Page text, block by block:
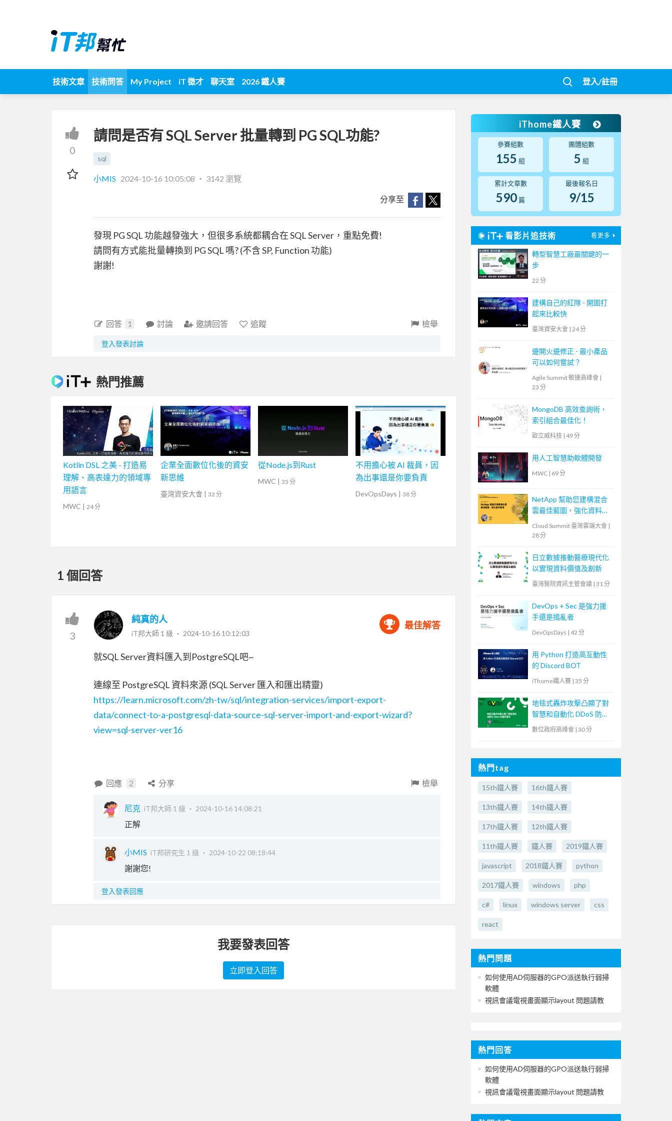
技術文章 技術問答 My Project iT 徵才 聊天室 2026 鐵人賽 登入/註冊
0
請問是否有 SQL Server 批量轉到 PG SQL功能?
sql
小MIS 2024-10-16 10:05:08 ‧ 3142 瀏覽
分享至
發現 PG SQL 功能越發強大，但很多系統都耦合在 SQL Server，重點免費!
請問有方式能批量轉換到 PG SQL 嗎? (不含 SP, Function 功能)
謝謝!
回答 1 討論 邀請回答 追蹤 檢舉
登入發表討論
熱門推薦
Kotlin DSL 之美 - 打造易
理解、高表達力的領域專
用語言
MWC | 24 分
企業全面數位化後的資安
新思維
臺灣資安大會 | 32 分
從Node.js到Rust
MWC | 35 分
不用擔心被 AI 裁員，因
為出事還是你要負責
DevOpsDays | 38 分
1 個回答
3
純真的人
iT邦大師 1 級 ‧ 2024-10-16 10:12:03
最佳解答
就SQL Server資料匯入到PostgreSQL吧~
連線至 PostgreSQL 資料來源 (SQL Server 匯入和匯出精靈)
https://learn.microsoft.com/zh-tw/sql/integration-services/import-export-
data/connect-to-a-postgresql-data-source-sql-server-import-and-export-wizard?
view=sql-server-ver16
回應 2 分享 檢舉
尼克 iT邦大師 1 級 ‧ 2024-10-16 14:08:21
正解
小MIS iT邦研究生 1 級 ‧ 2024-10-22 08:18:44
謝謝您!
登入發表回應
我要發表回答
立即登入回答
iThome鐵人賽
參賽組數
155 組
團體組數
5 組
累計文章數
590 篇
最後報名日
9/15
看影片追技術 看更多
轉型智慧工廠最關鍵的一
步
22 分
建構自己的紅隊 - 開圖打
起來比較快
臺灣資安大會 | 24 分
邊開火邊修正 - 最小產品
可以如何嘗試？
Agile Summit 敏捷高峰會 |
23 分
MongoDB 高效查詢術，
索引組合最佳化！
歐立威科技 | 49 分
用人工智慧助軟體開發
MWC | 69 分
NetApp 幫助您建構混合
雲最佳藍圖，強化資料管
Cloud Summit 臺灣雲端大會 |
28 分
日立數據推動醫療現代化
以實現資料價值及創新
臺灣醫院資訊主管會議 | 31 分
DevOps + Sec 是強力援
手還是搗亂者
DevOpsDays | 42 分
用 Python 打造高互動性
的 Discord BOT
iThome鐵人賽 | 35 分
地毯式轟炸攻擊凸顯了對
智慧和自動化 DDoS 防護
的需求
數位政府高峰會 | 30 分
熱門tag
15th鐵人賽 16th鐵人賽
13th鐵人賽 14th鐵人賽
17th鐵人賽 12th鐵人賽
11th鐵人賽 鐵人賽 2019鐵人賽
javascript 2018鐵人賽 python
2017鐵人賽 windows php
c# linux windows server css
react
熱門問題
如何使用AD伺服器的GPO派送執行弱掃
軟體
視訊會議電視畫面顯示layout 問題請教
熱門回答
如何使用AD伺服器的GPO派送執行弱掃
軟體
視訊會議電視畫面顯示layout 問題請教